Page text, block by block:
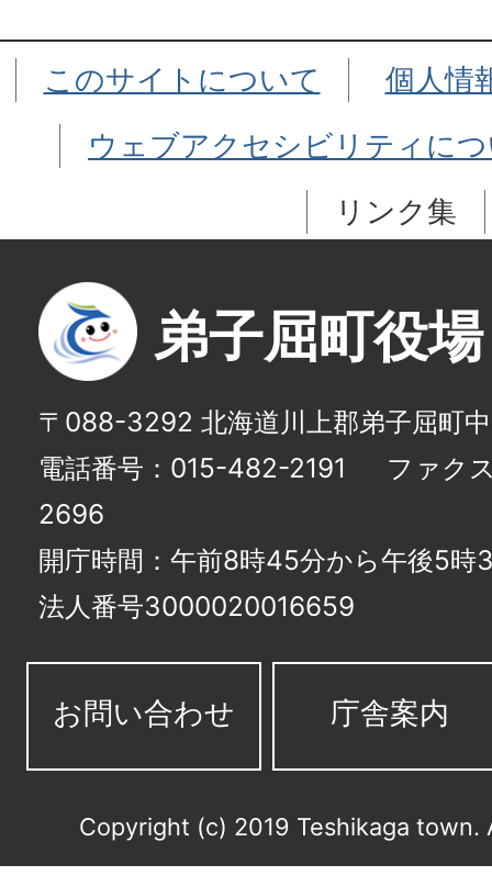
このサイトについて
個人情
ウェブアクセシビリティに
リンク集
弟子屈町役場
〒088-3292 北海道川上郡弟子屈町
電話番号：015-482-2191
ファク
2696
開庁時間：午前8時45分から午後5時
法人番号3000020016659
お問い合わせ 庁舎案内
Copyright (c) 2019 Teshikaga town.